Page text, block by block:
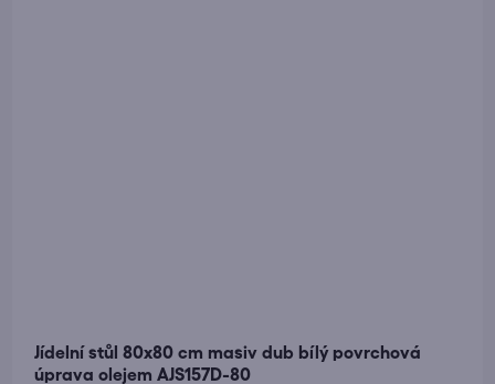
Jídelní stůl 80x80 cm masiv dub bílý povrchová
úprava olejem AJS157D-80